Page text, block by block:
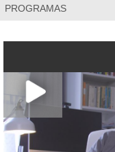
PROGRAMAS